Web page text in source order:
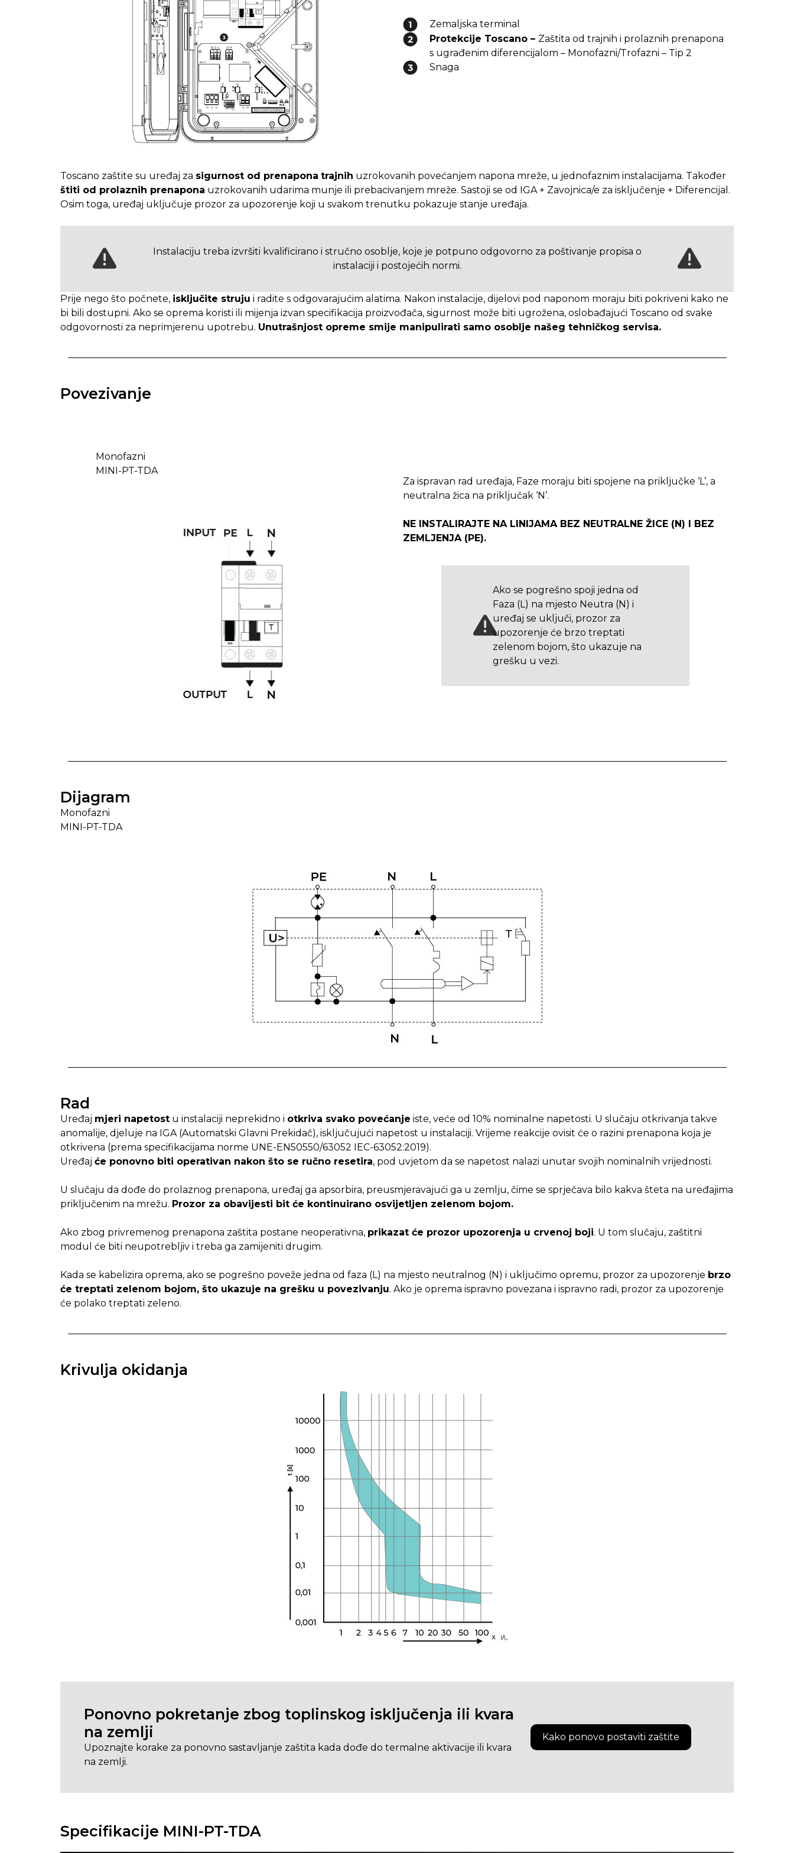
Zemaljska terminal
Protekcije Toscano – Zaštita od trajnih i prolaznih prenapona
s ugrađenim diferencijalom – Monofazni/Trofazni – Tip 2
Snaga
Toscano zaštite su uređaj za sigurnost od prenapona trajnih uzrokovanih povećanjem napona mreže, u jednofaznim instalacijama. Također
štiti od prolaznih prenapona uzrokovanih udarima munje ili prebacivanjem mreže. Sastoji se od IGA + Zavojnica/e za isključenje + Diferencijal.
Osim toga, uređaj uključuje prozor za upozorenje koji u svakom trenutku pokazuje stanje uređaja.
Instalaciju treba izvršiti kvalificirano i stručno osoblje, koje je potpuno odgovorno za poštivanje propisa o
instalaciji i postojećih normi.
Prije nego što počnete, isključite struju i radite s odgovarajućim alatima. Nakon instalacije, dijelovi pod naponom moraju biti pokriveni kako ne
bi bili dostupni. Ako se oprema koristi ili mijenja izvan specifikacija proizvođača, sigurnost može biti ugrožena, oslobađajući Toscano od svake
odgovornosti za neprimjerenu upotrebu. Unutrašnjost opreme smije manipulirati samo osoblje našeg tehničkog servisa.
Povezivanje
Monofazni
MINI-PT-TDA
Za ispravan rad uređaja, Faze moraju biti spojene na priključke ‘L’, a
neutralna žica na priključak ‘N’.
NE INSTALIRAJTE NA LINIJAMA BEZ NEUTRALNE ŽICE (N) I BEZ
ZEMLJENJA (PE).
Ako se pogrešno spoji jedna od
Faza (L) na mjesto Neutra (N) i
uređaj se uključi, prozor za
upozorenje će brzo treptati
zelenom bojom, što ukazuje na
grešku u vezi.
Dijagram
Monofazni
MINI-PT-TDA
Rad
Uređaj mjeri napetost u instalaciji neprekidno i otkriva svako povećanje iste, veće od 10% nominalne napetosti. U slučaju otkrivanja takve
anomalije, djeluje na IGA (Automatski Glavni Prekidač), isključujući napetost u instalaciji. Vrijeme reakcije ovisit će o razini prenapona koja je
otkrivena (prema specifikacijama norme UNE-EN50550/63052 IEC-63052:2019).
Uređaj će ponovno biti operativan nakon što se ručno resetira, pod uvjetom da se napetost nalazi unutar svojih nominalnih vrijednosti.
U slučaju da dođe do prolaznog prenapona, uređaj ga apsorbira, preusmjeravajući ga u zemlju, čime se sprječava bilo kakva šteta na uređajima
priključenim na mrežu. Prozor za obavijesti bit će kontinuirano osvijetljen zelenom bojom.
Ako zbog privremenog prenapona zaštita postane neoperativna, prikazat će prozor upozorenja u crvenoj boji. U tom slučaju, zaštitni
modul će biti neupotrebljiv i treba ga zamijeniti drugim.
Kada se kabelizira oprema, ako se pogrešno poveže jedna od faza (L) na mjesto neutralnog (N) i uključimo opremu, prozor za upozorenje brzo
će treptati zelenom bojom, što ukazuje na grešku u povezivanju. Ako je oprema ispravno povezana i ispravno radi, prozor za upozorenje
će polako treptati zeleno.
Krivulja okidanja
Ponovno pokretanje zbog toplinskog isključenja ili kvara
na zemlji
Upoznajte korake za ponovno sastavljanje zaštita kada dođe do termalne aktivacije ili kvara
na zemlji.
Kako ponovo postaviti zaštite
Specifikacije MINI-PT-TDA